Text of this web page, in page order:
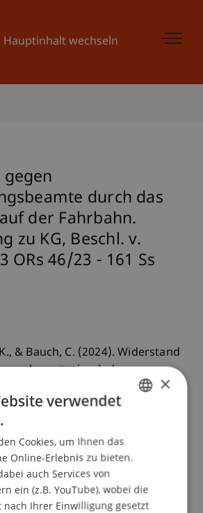
Hauptinhalt wechseln
durch das
der Fahrbahn.
zu KG, Beschl. v.
ORs 46/23 - 161 Ss
& Bauch, C. (2024). Widerstand
durch das
Fahrbahn. Besprechung zu KG,
- 3 ORs 46/23 - 161 Ss 61/23.
juristische Studium: ZJS
×
verwendet
Cookies, um Ihnen das
Online-Erlebnis zu bieten.
auch Services von
ein (z.B. YouTube), wobei die
nach Ihrer Einwilligung gesetzt